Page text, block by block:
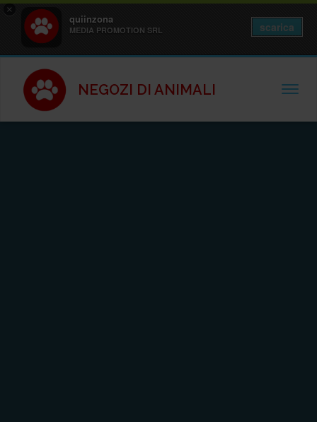
×
quiinzona
MEDIA PROMOTION SRL scarica
NEGOZI DI ANIMALI